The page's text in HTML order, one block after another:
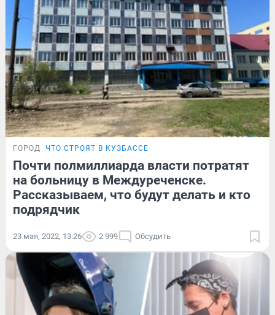
ГОРОД ЧТО СТРОЯТ В КУЗБАССЕ
Почти полмиллиарда власти потратят
на больницу в Междуреченске.
Рассказываем, что будут делать и кто
подрядчик
23 мая, 2022, 13:26 2 999 Обсудить